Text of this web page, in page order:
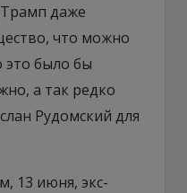
даже
что можно
это было бы
а так редко
Рудомский для
13 июня, экс-